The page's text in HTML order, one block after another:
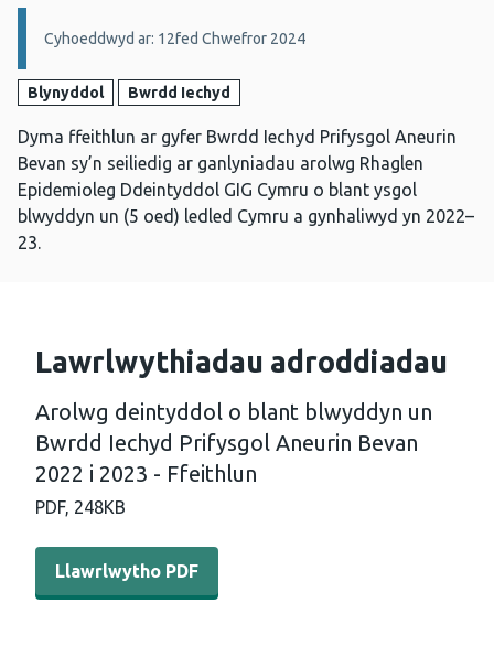
Manylion:
Cyhoeddwyd ar: 12fed Chwefror 2024
Blynyddol Bwrdd Iechyd
Dyma ffeithlun ar gyfer Bwrdd Iechyd Prifysgol Aneurin
Bevan sy’n seiliedig ar ganlyniadau arolwg Rhaglen
Epidemioleg Ddeintyddol GIG Cymru o blant ysgol
blwyddyn un (5 oed) ledled Cymru a gynhaliwyd yn 2022–
23.
Lawrlwythiadau adroddiadau
Arolwg deintyddol o blant blwyddyn un
Bwrdd Iechyd Prifysgol Aneurin Bevan
2022 i 2023 - Ffeithlun
PDF, 248KB
Llawrlwytho PDF - Arolwg deintyddol o blant blwyddyn
Llawrlwytho PDF